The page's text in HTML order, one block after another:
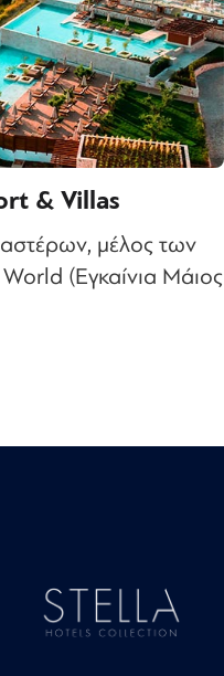
& Villas
μέλος των
(Εγκαίνια Μάιος